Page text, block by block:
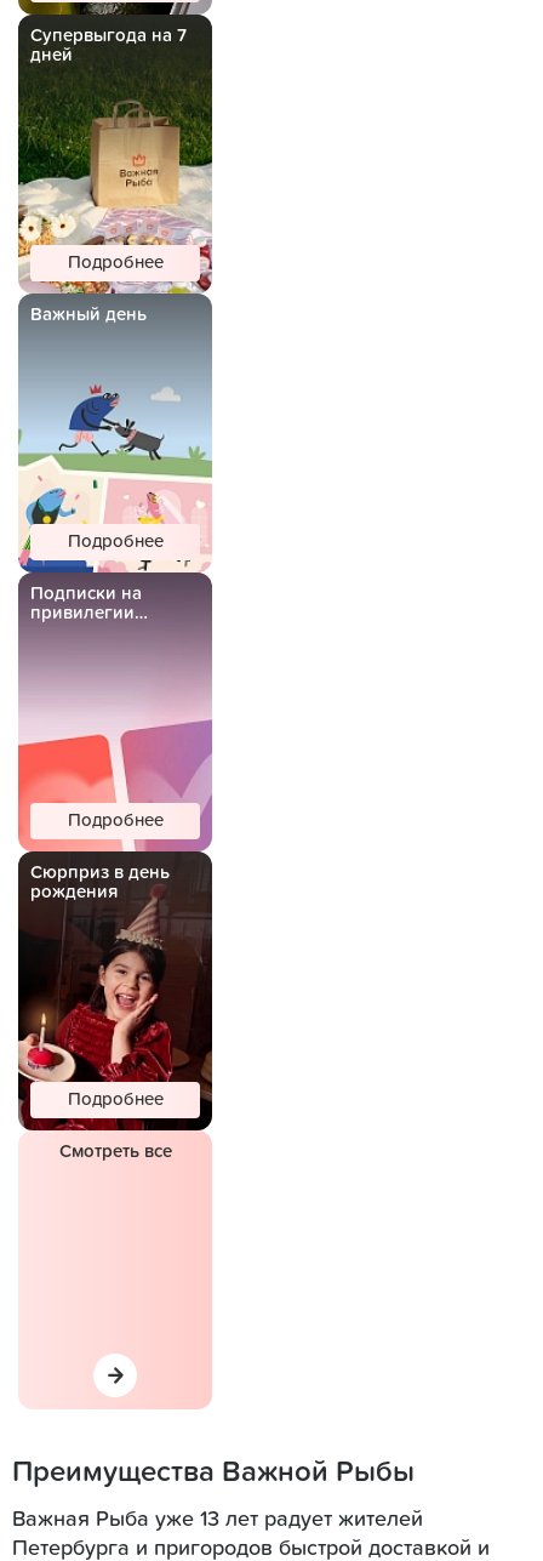
Супервыгода на 7
дней
Подробнее
Важный день
Подробнее
Подписки на
привилегии
Подробнее
Сюрприз в день
рождения
Подробнее
Смотреть все
Преимущества Важной Рыбы
Важная Рыба уже 13 лет радует жителей
Петербурга и пригородов быстрой доставкой и